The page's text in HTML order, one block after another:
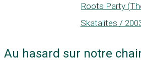
Roots Party
Skatalites /
Au hasard sur notre